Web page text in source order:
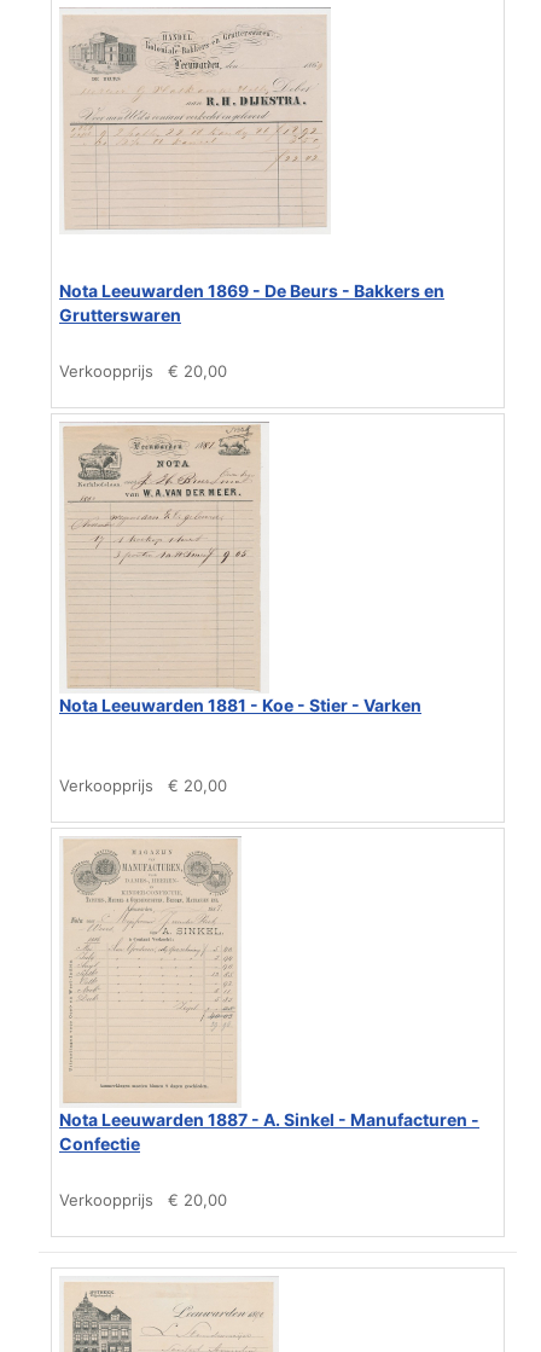
Nota Leeuwarden 1869 - De Beurs - Bakkers en
Grutterswaren
Verkoopprijs € 20,00
Nota Leeuwarden 1881 - Koe - Stier - Varken
Verkoopprijs € 20,00
Nota Leeuwarden 1887 - A. Sinkel - Manufacturen -
Confectie
Verkoopprijs € 20,00